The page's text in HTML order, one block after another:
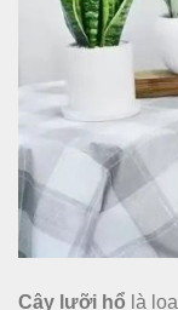
Cây lưỡi hổ là